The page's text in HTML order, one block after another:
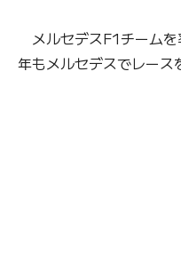
メルセデスF1チーム
年もメルセデスでレース